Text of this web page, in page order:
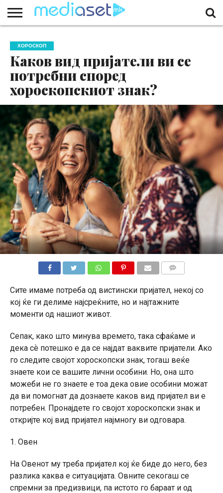
НАС
КОНТАКТ
МАРКЕТИНГ
ПОЧЕТНА
ХОРОСКОП
Каков вид пријатели ви се
потребни според
хороскопскиот знак?
Сите имаме потреба од вистински пријател, некој со
кој ќе ги делиме најсреќните, но и најтажните
моменти од нашиот живот.
Сепак, како што минува времето, така сфаќаме и
дека сѐ потешко е да се најдат ваквите пријатели. Ако
го следите својот хороскопски знак, тогаш веќе
знаете кои се вашите лични особини. Но, она што
можеби не го знаете е тоа дека овие особини можат
да ви помогнат да дознаете каков вид пријател ви е
потребен. Пронајдете го својот хороскопски знак и
откријте кој вид пријател најмногу ви одговара.
1. Овен
На Овенот му треба пријател кој ќе биде до него, без
разлика каква е ситуацијата. Овните секогаш се
спремни за предизвици, па истото го бараат и од